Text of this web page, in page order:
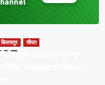
बिलासपुर सीपत